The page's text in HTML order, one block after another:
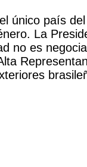
único país
La
no es